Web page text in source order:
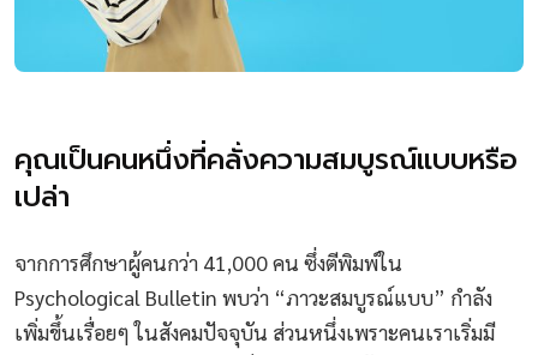
คุณเป็นคนหนึ่งที่คลั่งความสมบูรณ์แบบหรือ
เปล่า
จากการศึกษาผู้คนกว่า 41,000 คน ซึ่งตีพิมพ์ใน
Psychological Bulletin พบว่า “ภาวะสมบูรณ์แบบ” กำลัง
เพิ่มขึ้นเรื่อยๆ ในสังคมปัจจุบัน ส่วนหนึ่งเพราะคนเราเริ่มมี